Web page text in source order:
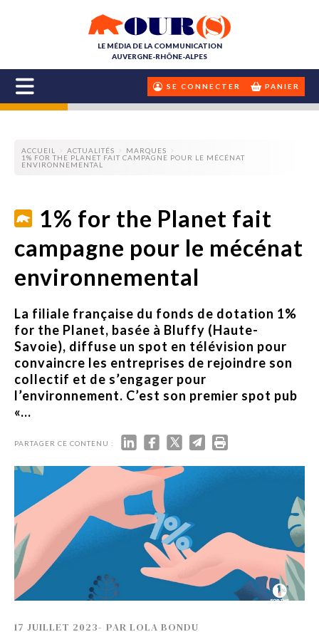
LE MÉDIA DE LA COMMUNICATION
AUVERGNE-RHÔNE-ALPES
SE CONNECTER PANIER
ACCUEIL ACTUALITÉS
MARQUES
1% FOR THE PLANET FAIT CAMPAGNE POUR LE MÉCÉNAT
ENVIRONNEMENTAL
1% for the Planet fait
campagne pour le mécénat
environnemental
La filiale française du fonds de dotation 1%
for the Planet, basée à Bluffy (Haute-
Savoie), diffuse un spot en télévision pour
convaincre les entreprises de rejoindre son
collectif et de s’engager pour
l’environnement. C’est son premier spot pub
«...
PARTAGER CE CONTENU :
17 JUILLET 2023- PAR LOLA BONDU